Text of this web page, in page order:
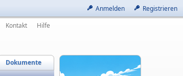
Anmelden Registrieren
Kontakt Hilfe
Dokumente